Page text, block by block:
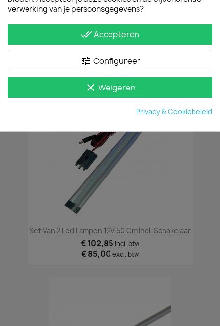
De zijbars zijn eenvoudig te monteren; de
bestaande montagegaten in uw bestelwagen. Je
hoeft dus niets af te meten of te boren. Het
montagemateriaal en de montagehandleiding
van de sidebars worden meegeleverd.
JE BENT MISSCHIEN OOK GEÏNTERESSEERD IN
Set Van 2 Led Lampen 12V 50 Cm Incl. Schakelaar
€ 102,85 incl. btw
€ 85,00 excl. btw
verwerking van je persoonsgegevens?
done_allAccepteren
tune Configureer
clear Weigeren
Privacy & Cookiebeleid